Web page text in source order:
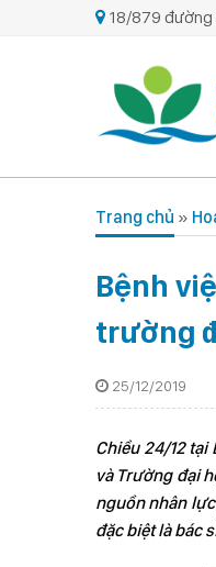
18/879 đường
Trang chủ »
Bệnh
trường
25/12/2019
Chiều 24/12
và Trường đại
nguồn nhân
đặc biệt là bác